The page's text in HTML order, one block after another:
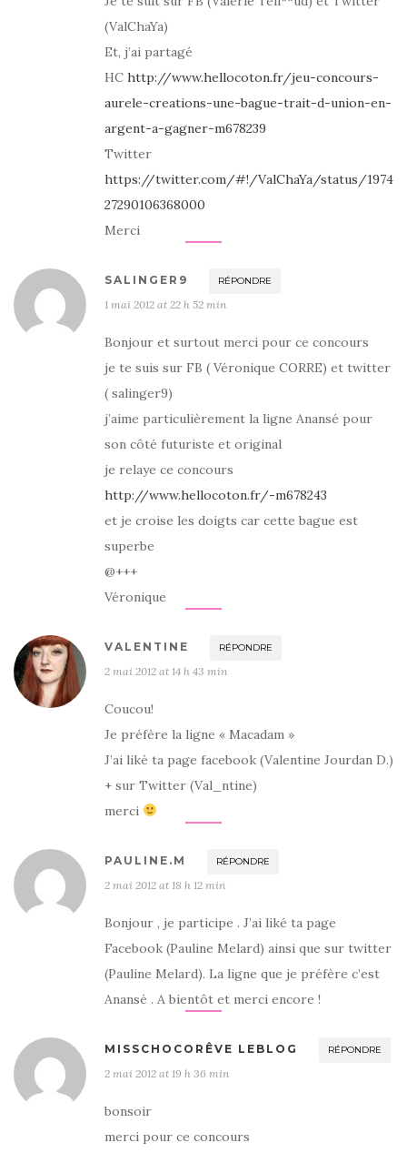
(ValChaYa)
Et, j’ai partagé
HC http://www.hellocoton.fr/jeu-concours-
aurele-creations-une-bague-trait-d-union-en-
argent-a-gagner-m678239
Twitter
https://twitter.com/#!/ValChaYa/status/1974
27290106368000
Merci
SALINGER9 RÉPONDRE
1 mai 2012 at 22 h 52 min
Bonjour et surtout merci pour ce concours
je te suis sur FB ( Véronique CORRE) et twitter
( salinger9)
j’aime particulièrement la ligne Anansé pour
son côté futuriste et original
je relaye ce concours
http://www.hellocoton.fr/-m678243
et je croise les doigts car cette bague est
superbe
@+++
Véronique
VALENTINE RÉPONDRE
2 mai 2012 at 14 h 43 min
Coucou!
Je préfère la ligne « Macadam »
J’ai liké ta page facebook (Valentine Jourdan D.)
+ sur Twitter (Val_ntine)
merci
PAULINE.M RÉPONDRE
2 mai 2012 at 18 h 12 min
Bonjour , je participe . J’ai liké ta page
Facebook (Pauline Melard) ainsi que sur twitter
(Pauline Melard). La ligne que je préfère c’est
Anansé . A bientôt et merci encore !
MISSCHOCORÊVE LEBLOG RÉPONDRE
2 mai 2012 at 19 h 36 min
bonsoir
merci pour ce concours